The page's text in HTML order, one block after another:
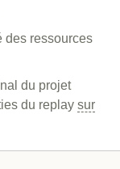
des ressources
du projet
du replay sur